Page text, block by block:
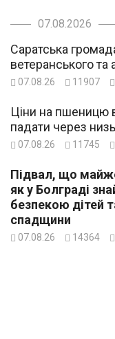
07.08.2026
Саратська
ветеранського та
07.08.26 11907
Ціни на пшеницю
падати через
07.08.26 11745
Підвал, що
як у Болграді
безпекою дітей
спадщини
07.08.26 14364